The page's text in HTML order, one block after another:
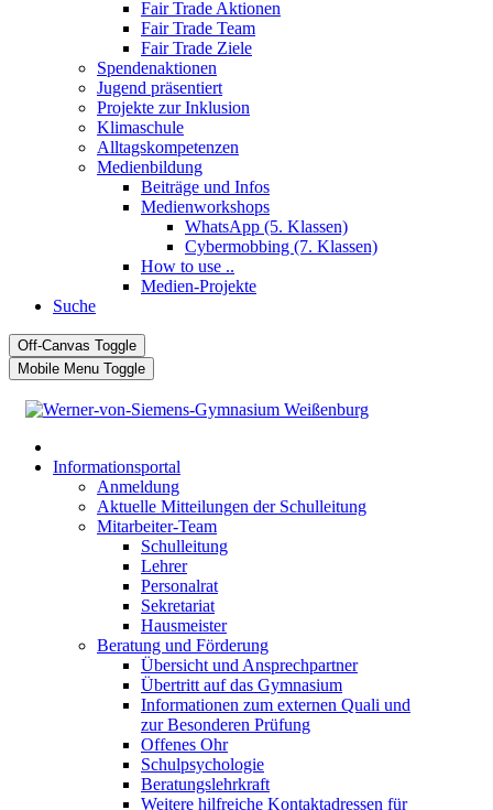
Fair Trade Aktionen
Fair Trade Team
Fair Trade Ziele
Spendenaktionen
Jugend präsentiert
Projekte zur Inklusion
Klimaschule
Alltagskompetenzen
Medienbildung
Beiträge und Infos
Medienworkshops
WhatsApp (5. Klassen)
Cybermobbing (7. Klassen)
How to use ..
Medien-Projekte
Suche
Off-Canvas Toggle
Mobile Menu Toggle
Informationsportal
Anmeldung
Aktuelle Mitteilungen der Schulleitung
Mitarbeiter-Team
Schulleitung
Lehrer
Personalrat
Sekretariat
Hausmeister
Beratung und Förderung
Übersicht und Ansprechpartner
Übertritt auf das Gymnasium
Informationen zum externen Quali und
zur Besonderen Prüfung
Offenes Ohr
Schulpsychologie
Beratungslehrkraft
Weitere hilfreiche Kontaktadressen für